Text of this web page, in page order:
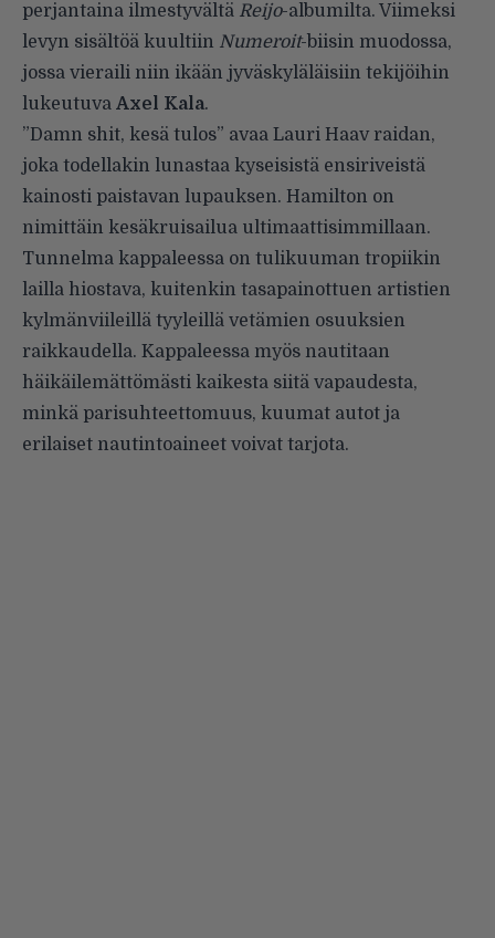
perjantaina ilmestyvältä Reijo-albumilta. Viimeksi
levyn sisältöä kuultiin Numeroit-biisin muodossa,
jossa vieraili niin ikään jyväskyläläisiin tekijöihin
lukeutuva Axel Kala.
”Damn shit, kesä tulos” avaa Lauri Haav raidan,
joka todellakin lunastaa kyseisistä ensiriveistä
kainosti paistavan lupauksen. Hamilton on
nimittäin kesäkruisailua ultimaattisimmillaan.
Tunnelma kappaleessa on tulikuuman tropiikin
lailla hiostava, kuitenkin tasapainottuen artistien
kylmänviileillä tyyleillä vetämien osuuksien
raikkaudella. Kappaleessa myös nautitaan
häikäilemättömästi kaikesta siitä vapaudesta,
minkä parisuhteettomuus, kuumat autot ja
erilaiset nautintoaineet voivat tarjota.